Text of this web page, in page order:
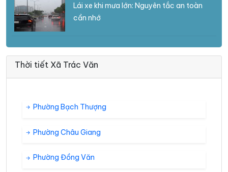
Lái xe khi mưa lớn: Nguyên tắc an toàn
cần nhớ
Thời tiết Xã Trác Văn
Phường Bạch Thượng
Phường Châu Giang
Phường Đồng Văn